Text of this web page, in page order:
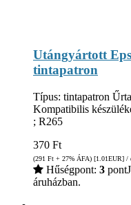
Utángyártott
tintapatron
Típus: tintapatron
Kompatibilis
; R265
370 Ft
(291 Ft + 27% ÁFA) [1.01EUR] /
Hűségpont: 3 pont
áruházban.